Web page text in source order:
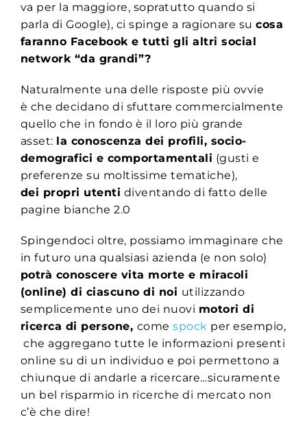
va per la maggiore, sopratutto quando si
parla di Google), ci spinge a ragionare sucosa
faranno Facebook e tutti gli altri social
network “da grandi”?
Naturalmente una delle risposte più ovvie
è che decidano di sfuttare commercialmente
quello che in fondo è il loro più grande
asset: la conoscenza dei profili, socio-
demografici e comportamentali (gusti e
preferenze su moltissime tematiche),
dei propri utenti diventando di fatto delle
pagine bianche 2.0
Spingendoci oltre, possiamo immaginare che
in futuro una qualsiasi azienda (e non solo)
potrà conoscere vita morte e miracoli
(online) di ciascuno di noi utilizzando
semplicemente uno dei nuovi motori di
ricerca di persone, comespock per esempio,
che aggregano tutte le informazioni presenti
online su di un individuo e poi permettono a
chiunque di andarle a ricercare…sicuramente
un bel risparmio in ricerche di mercato non
c’è che dire!